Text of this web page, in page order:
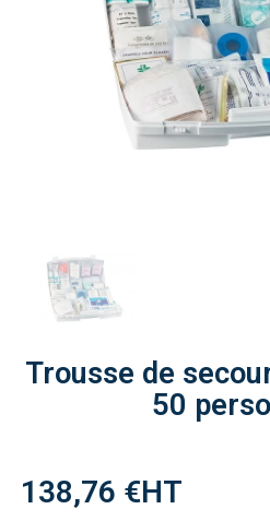
Trousse de
50
138,76 €HT